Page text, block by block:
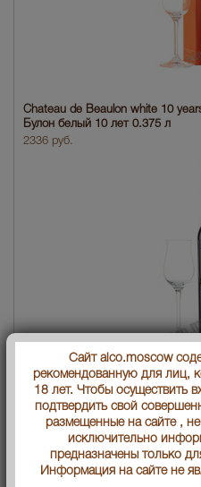
Chateau de Beaulon white 10
Булон белый 10 лет 0.375 л
2336 руб.
Chateau de Beaulon red 5 years
6290 руб.
Сайт alco.moscow
рекомендованную для лиц,
18 лет. Чтобы осуществить
подтвердить свой
размещенные на сайте ,
исключительно
предназначены только
Информация на сайте не